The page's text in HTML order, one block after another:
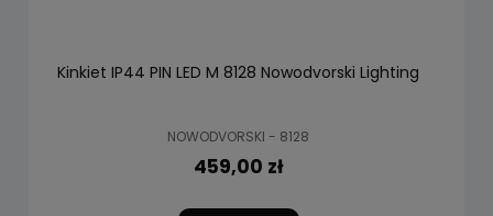
Kinkiet IP44 PIN LED M 8128 Nowodvorski Lighting
NOWODVORSKI - 8128
459,00 zł